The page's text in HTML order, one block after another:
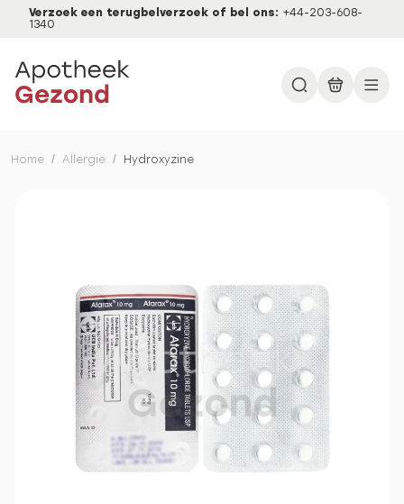
Verzoek een terugbelverzoek of bel ons: +44-203-608-
1340
Home / Allergie / Hydroxyzine